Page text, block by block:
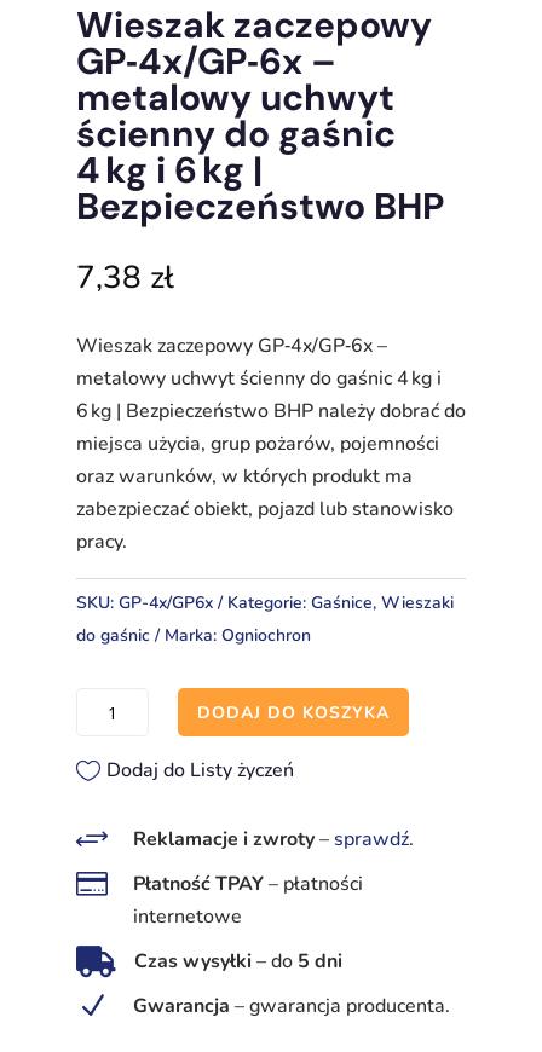
Wieszak zaczepowy
GP‑4x/GP‑6x –
metalowy uchwyt
ścienny do gaśnic
4 kg i 6 kg |
Bezpieczeństwo BHP
7,38 zł
Wieszak zaczepowy GP‑4x/GP‑6x –
metalowy uchwyt ścienny do gaśnic 4 kg i
6 kg | Bezpieczeństwo BHP należy dobrać do
miejsca użycia, grup pożarów, pojemności
oraz warunków, w których produkt ma
zabezpieczać obiekt, pojazd lub stanowisko
pracy.
SKU: GP-4x/GP6x Kategorie: Gaśnice, Wieszaki
do gaśnic
Marka: Ogniochron
ilość
zaczepowy
–
metalowy
uchwyt
ścienny
do
gaśnic
DODAJ DO KOSZYKA
Dodaj do Listy życzeń
+ Reklamacje i zwroty–sprawdź.
 Płatność TPAY– płatności
internetowe
 Czas wysyłki–do 5 dni
N Gwarancja –gwarancja producenta.